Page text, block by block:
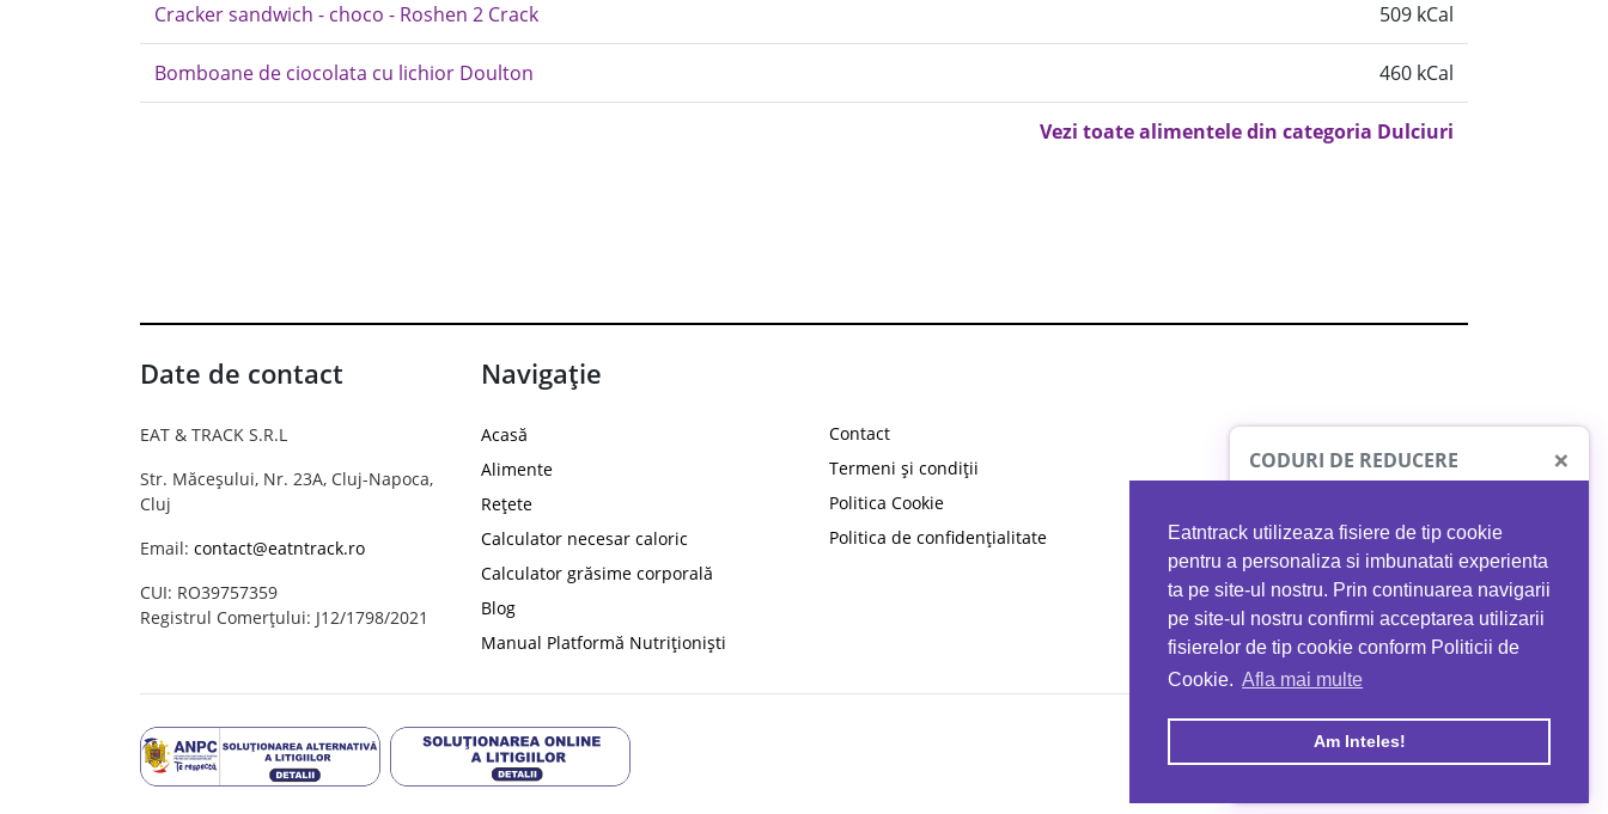
Eatntrack utilizeaza fisiere de tip cookie
pentru a personaliza si imbunatati experienta
ta pe site-ul nostru. Prin continuarea navigarii
pe site-ul nostru confirmi acceptarea utilizarii
fisierelor de tip cookie conform Politicii de
Cookie. Afla mai multe
Am Inteles!
Cracker sandwich - choco - Roshen 2 Crack 509 kCal
Bomboane de ciocolata cu lichior Doulton 460 kCal
Vezi toate alimentele din categoria Dulciuri
Date de contact
EAT & TRACK S.R.L
Str. Măceșului, Nr. 23A, Cluj-Napoca,
Cluj
Email: contact@eatntrack.ro
CUI: RO39757359
Registrul Comerțului: J12/1798/2021
Navigație
Acasă
Alimente
Rețete
Calculator necesar caloric
Calculator grăsime corporală
Blog
Manual Platformă Nutriționiști
Contact
Termeni și condiții
Politica Cookie
Politica de confidențialitate
CODURI DE REDUCERE ×
PROTO41
reducere la orice comandă
EATNTRACK
MYPROTEIN
Ai40%reducere la orice comandă
folosind codul EATTRACK